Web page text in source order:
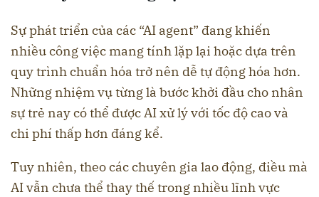
Sự phát triển của các “AI agent” đang khiến
nhiều công việc mang tính lặp lại hoặc dựa trên
quy trình chuẩn hóa trở nên dễ tự động hóa hơn.
Những nhiệm vụ từng là bước khởi đầu cho nhân
sự trẻ nay có thể được AI xử lý với tốc độ cao và
chi phí thấp hơn đáng kể.
Tuy nhiên, theo các chuyên gia lao động, điều mà
AI vẫn chưa thể thay thế trong nhiều lĩnh vực